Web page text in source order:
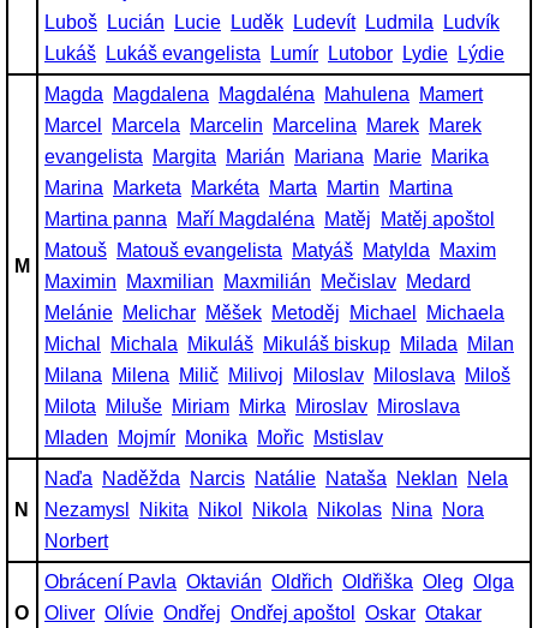
Luboš
Lucián Lucie Luděk Ludevít Ludmila
Ludvík
Lukáš
Lukáš evangelista Lumír Lutobor Lydie Lýdie
M
Magda Magdalena Magdaléna Mahulena
Mamert
Marcel
Marcela Marcelin Marcelina Marek Marek
evangelista
Margita Marián Mariana Marie Marika
Marina
Marketa Markéta Marta Martin
Martina
Martina panna
Maří Magdaléna Matěj
Matěj apoštol
Matouš Matouš evangelista Matyáš Matylda
Maxim
Maximin
Maxmilian Maxmilián Mečislav Medard
Melánie Melichar Měšek Metoděj Michael
Michaela
Michal
Michala Mikuláš Mikuláš biskup Milada
Milan
Milana
Milena Milič Milivoj Miloslav Miloslava
Miloš
Milota
Miluše Miriam Mirka Miroslav Miroslava
Mladen
Mojmír Monika Mořic Mstislav
N
Naďa Naděžda Narcis Natálie Nataša Neklan
Nela
Nezamysl
Nikita Nikol Nikola Nikolas Nina
Nora
Norbert
O
Obrácení Pavla Oktavián Oldřich Oldřiška Oleg Olga
Oliver Olívie Ondřej Ondřej apoštol Oskar Otakar